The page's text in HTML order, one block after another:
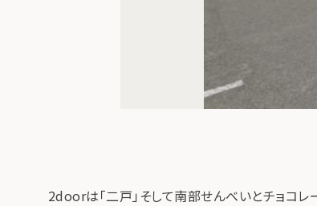
2doorは「二戸」そして南部せんべいとチョコ